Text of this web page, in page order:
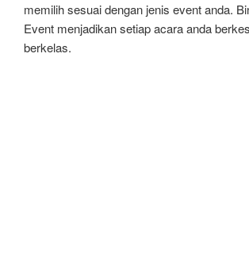
memilih sesuai dengan jenis event anda.
Event menjadikan setiap acara anda
berkelas.